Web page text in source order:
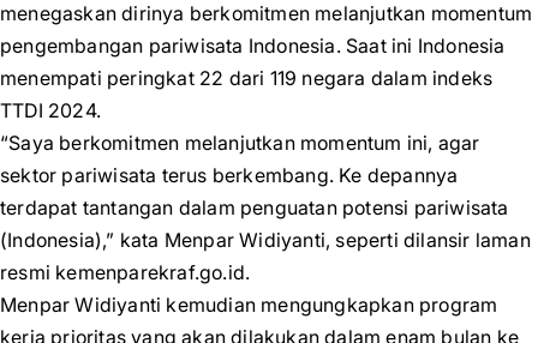
menegaskan dirinya berkomitmen melanjutkan momentum
pengembangan pariwisata Indonesia. Saat ini Indonesia
menempati peringkat 22 dari 119 negara dalam indeks
TTDI 2024.
“Saya berkomitmen melanjutkan momentum ini, agar
sektor pariwisata terus berkembang. Ke depannya
terdapat tantangan dalam penguatan potensi pariwisata
(Indonesia),” kata Menpar Widiyanti, seperti dilansir laman
resmi kemenparekraf.go.id.
Menpar Widiyanti kemudian mengungkapkan program
kerja prioritas yang akan dilakukan dalam enam bulan ke